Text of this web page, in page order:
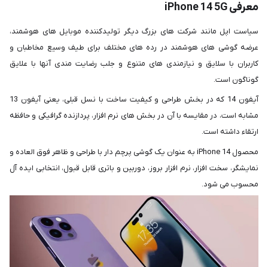
معرفی iPhone 14 5G
سیاست اپل مانند شرکت های بزرگ دیگر تولیدکننده موبایل های هوشمند،
عرضه گوشی های هوشمند در رده های مختلف برای طیف وسیع مخاطبان و
کاربران با سلایق و نیازمندی های متنوع و جلب رضایت مندی آنها با علایق
گوناگون است.
آیفون 14 که در بخش طراحی و کیفیت ساخت با نسل قبلی، یعنی آیفون 13
مشابه است، در مقایسه با آن در بخش های نرم افزار، پردازنده گرافیکی و حافظه
ارتقاء داشته است.
محصول iPhone 14 به عنوان یک گوشی پرچم دار با طراحی و ظاهر فوق العاده و
نمایشگر، سخت افزار، نرم افزار بروز، دوربین و باتری قابل قبول، انتخابی ایده آل
محسوب می شود.